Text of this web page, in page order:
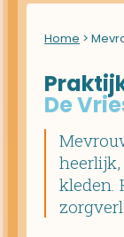
Home >
De
kleden.